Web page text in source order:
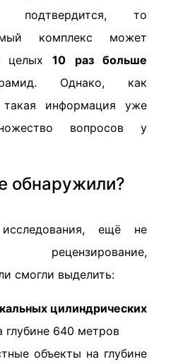
подтвердится, то
комплекс может
целых10 раз больше
Однако, как
такая информация уже
вопросов у
обнаружили?
ещё не
рецензирование,
смогли выделить:
цилиндрических
глубине 640 метров
объекты на глубине